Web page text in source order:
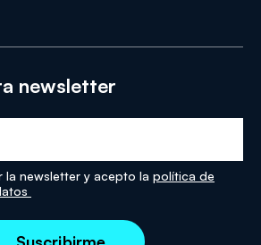
newsletter
la newsletter y acepto la política de